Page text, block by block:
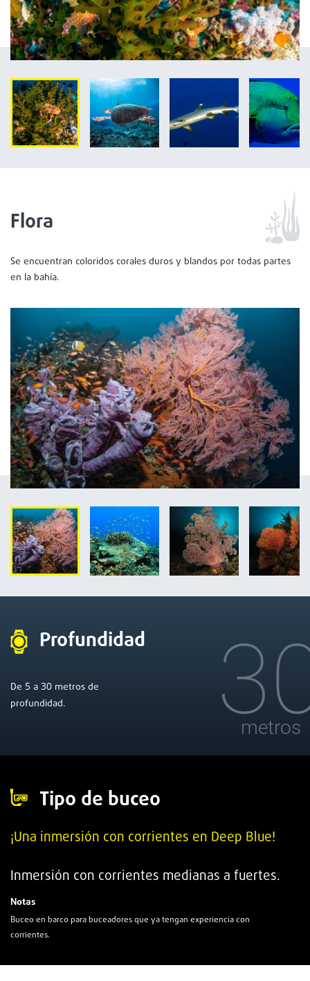
Flora
Se encuentran coloridos corales duros y blandos por todas partes
en la bahía.
Profundidad
De 5 a 30 metros de
profundidad.
metros
Tipo de buceo
¡Una inmersión con corrientes en Deep Blue!
Inmersión con corrientes medianas a fuertes.
Notas
Buceo en barco para buceadores que ya tengan experiencia con
corrientes.